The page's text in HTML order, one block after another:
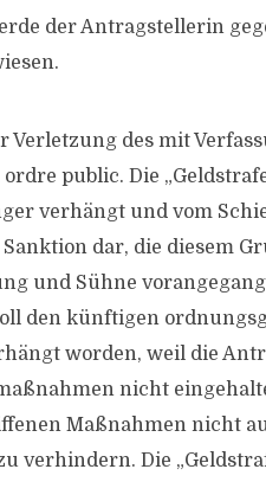
der Antragstellerin
des mit
public. Die
verhängt und vom
dar, die diesem
und Sühne
den künftigen
worden, weil die
nicht
Maßnahmen nicht
verhindern. Die